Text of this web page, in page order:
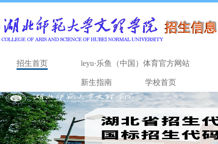
招生首页 leyu·乐鱼（中国）体育官方网站
新生指南 学校首页